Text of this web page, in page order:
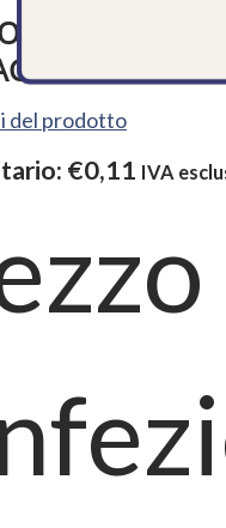
IN
del prodotto
€0,11 IVA